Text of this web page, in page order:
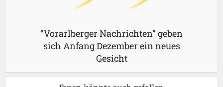
“Vorarlberger Nachrichten” geben
sich Anfang Dezember ein neues
Gesicht